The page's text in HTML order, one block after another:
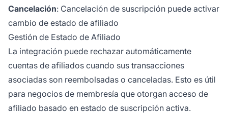
Cancelación: Cancelación de suscripción puede activar
cambio de estado de afiliado
Gestión de Estado de Afiliado
La integración puede rechazar automáticamente
cuentas de afiliados cuando sus transacciones
asociadas son reembolsadas o canceladas. Esto es útil
para negocios de membresía que otorgan acceso de
afiliado basado en estado de suscripción activa.